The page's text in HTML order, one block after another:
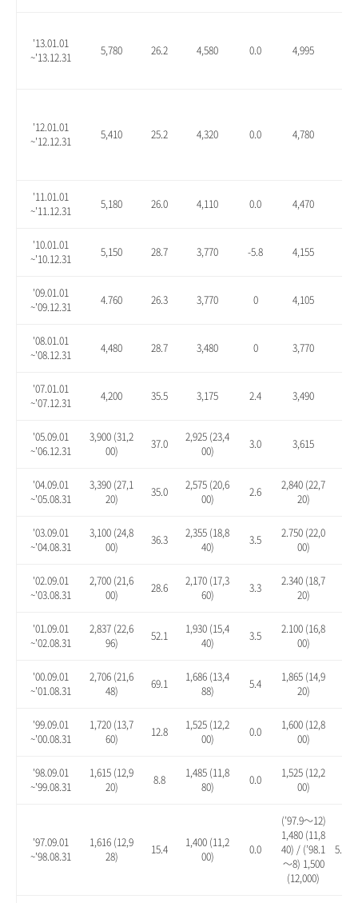
'13.01.01
~'13.12.31
5,780 26.2 4,580 0.0 4,995
'12.01.01
~'12.12.31
5,410 25.2 4,320 0.0 4,780
'11.01.01
~'11.12.31
5,180 26.0 4,110 0.0 4,470
'10.01.01
~'10.12.31
5,150 28.7 3,770 -5.8 4,155
'09.01.01
~'09.12.31
4.760 26.3 3,770 0 4,105
'08.01.01
~'08.12.31
4,480 28.7 3,480 0 3,770
'07.01.01
~'07.12.31
4,200 35.5 3,175 2.4 3,490
'05.09.01
~'06.12.31
3,900 (31,2
00)
37.0
2,925 (23,4
00)
3.0 3,615
'04.09.01
~'05.08.31
3,390 (27,1
20)
35.0
2,575 (20,6
00)
2.6
2,840 (22,7
20)
'03.09.01
~'04.08.31
3,100 (24,8
00)
36.3
2,355 (18,8
40)
3.5
2.750 (22,0
00)
'02.09.01
~'03.08.31
2,700 (21,6
00)
28.6
2,170 (17,3
60)
3.3
2.340 (18,7
20)
'01.09.01
~'02.08.31
2,837 (22,6
96)
52.1
1,930 (15,4
40)
3.5
2.100 (16,8
00)
'00.09.01
~'01.08.31
2,706 (21,6
48)
69.1
1,686 (13,4
88)
5.4
1,865 (14,9
20)
'99.09.01
~'00.08.31
1,720 (13,7
60)
12.8
1,525 (12,2
00)
0.0
1,600 (12,8
00)
'98.09.01
~'99.08.31
1,615 (12,9
20)
8.8
1,485 (11,8
80)
0.0
1,525 (12,2
00)
'97.09.01
~'98.08.31
1,616 (12,9
28)
15.4
1,400 (11,2
00)
0.0
(’97.9～12)
1,480 (11,8
40) / (’98.1
～8) 1,500
(12,000)
5.7 /